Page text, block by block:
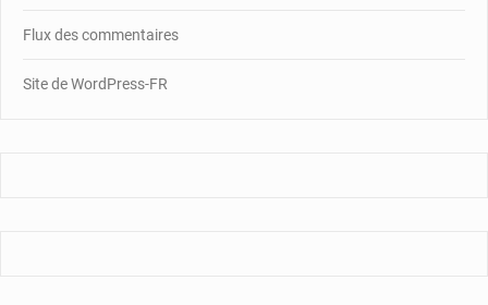
Flux des commentaires
Site de WordPress-FR